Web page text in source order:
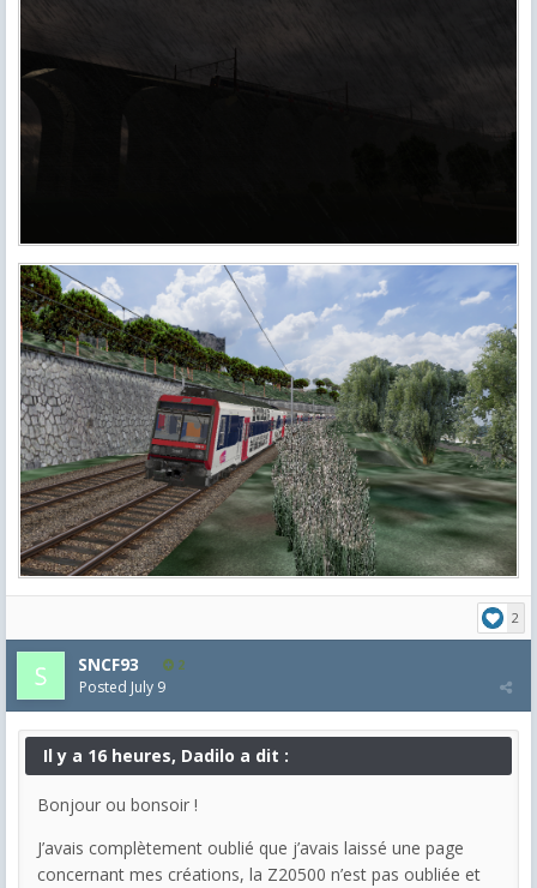
2
SNCF93 2
Posted July 9
Il y a 16 heures, Dadilo a dit :
Bonjour ou bonsoir !
J’avais complètement oublié que j’avais laissé une page
concernant mes créations, la Z20500 n’est pas oubliée et